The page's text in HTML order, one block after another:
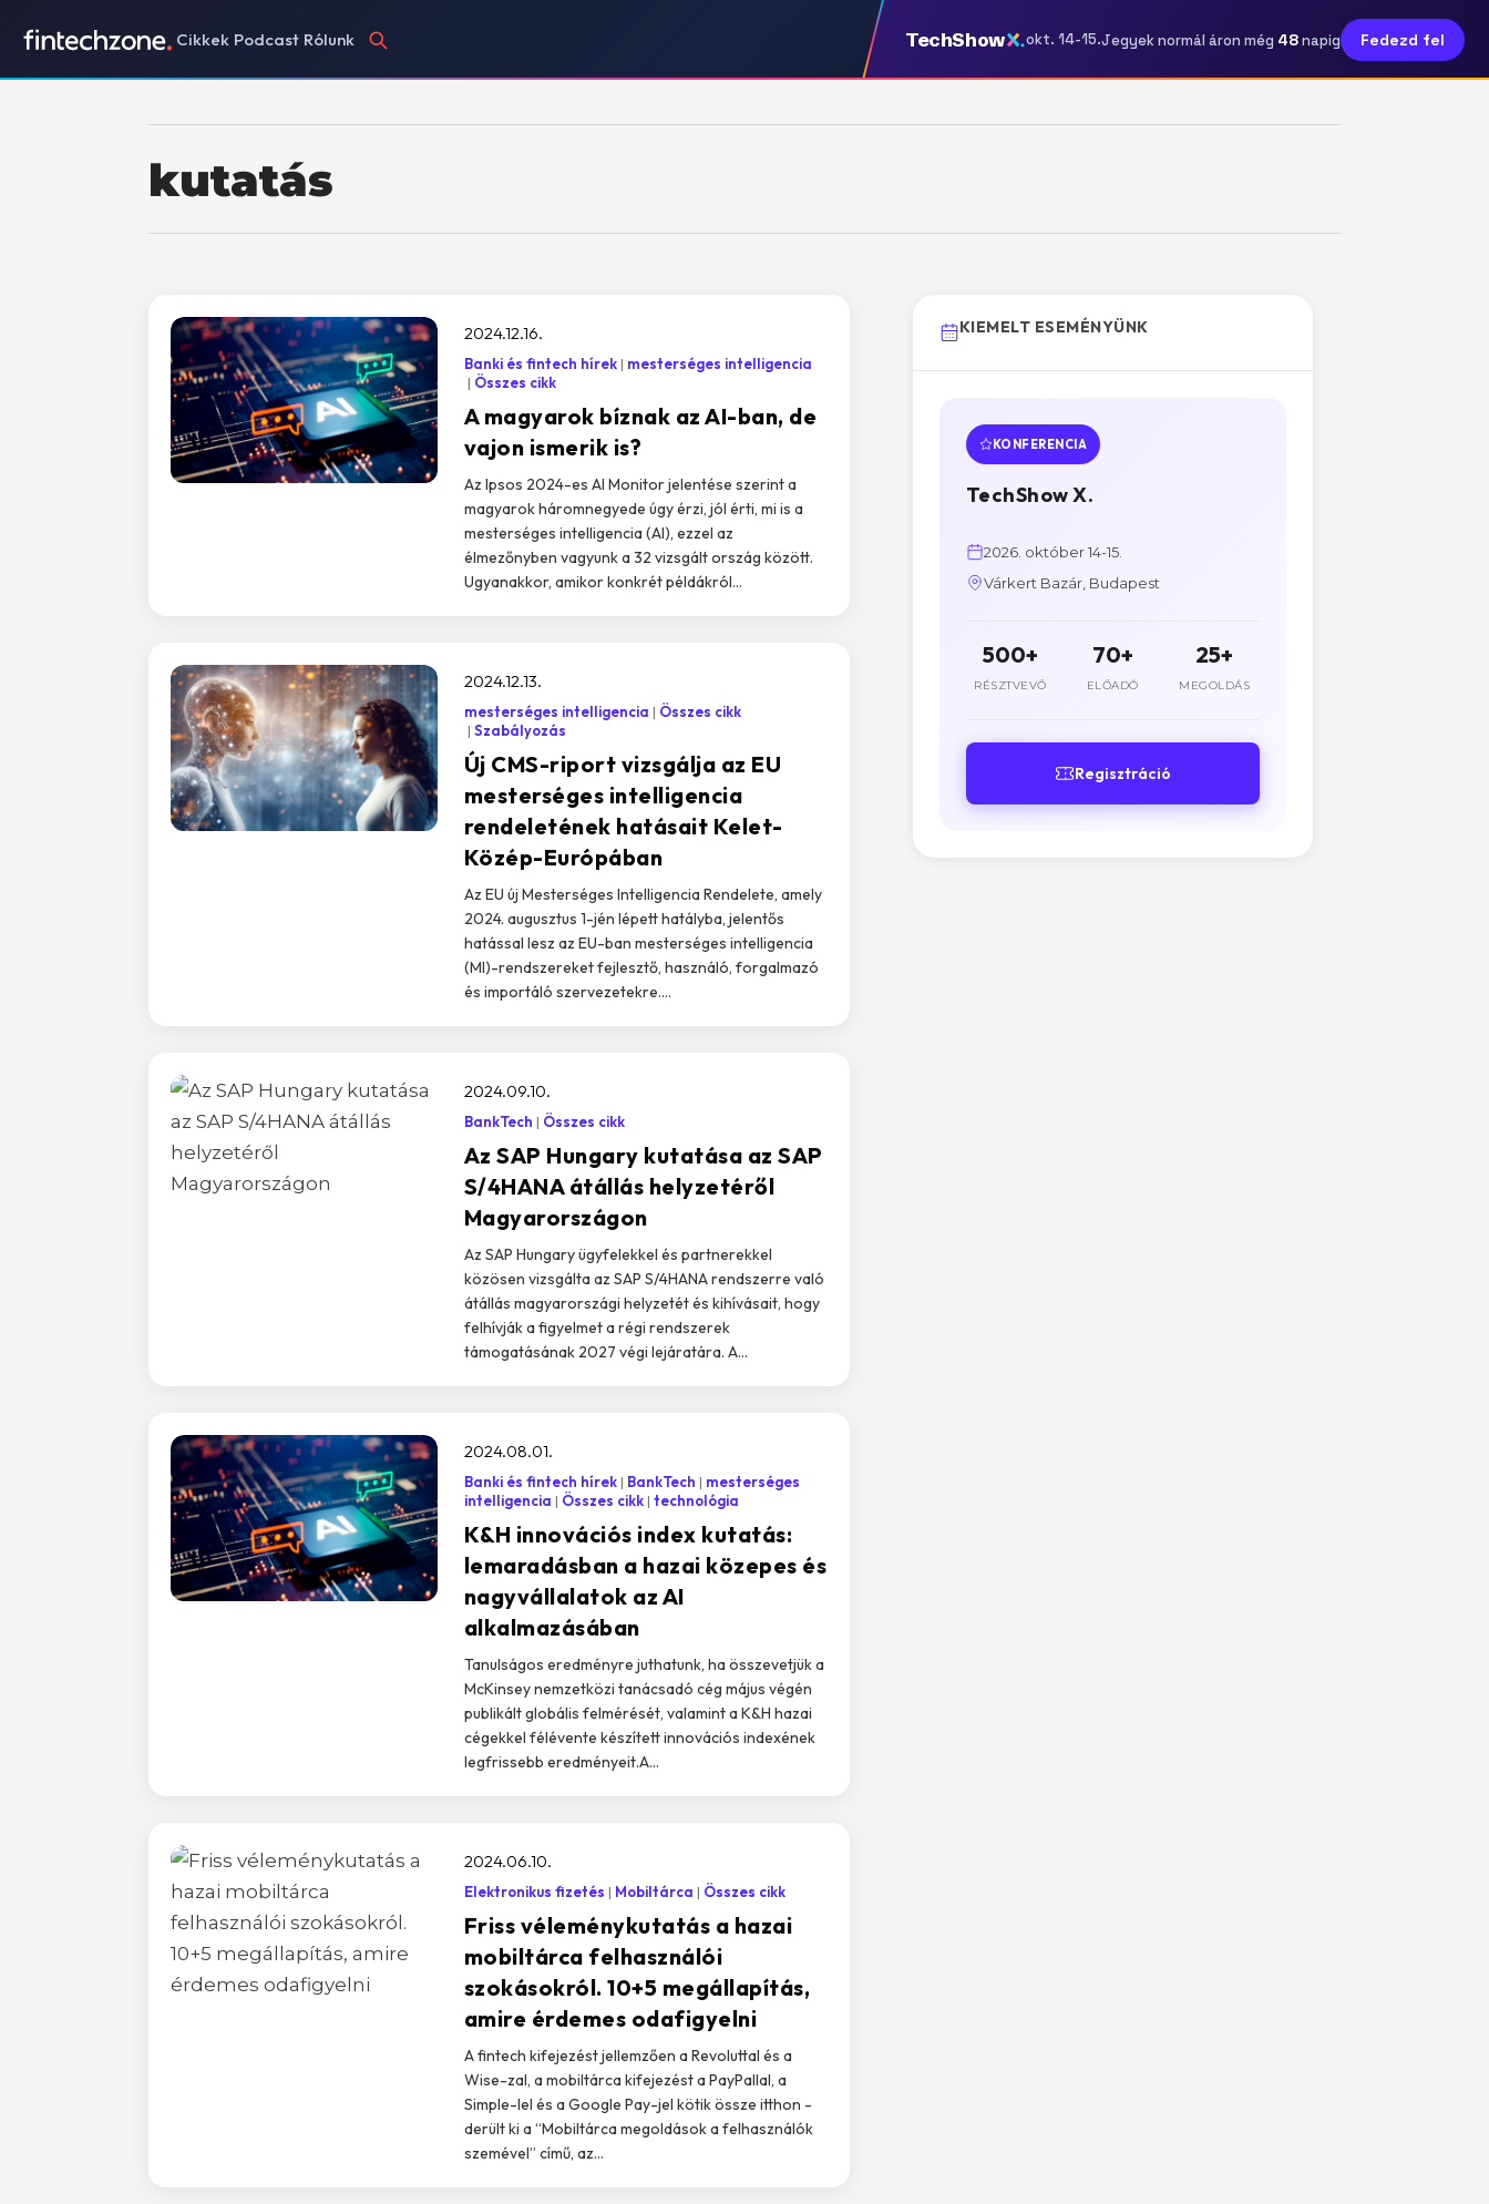
Cikkek Podcast Rólunk TechShow okt. 14-15.Jegyek normál áron még 48napig Fedezd fel
kutatás
A magyarok bíznak az AI-ban, de
vajon ismerik is?
2024.12.16.
Banki és fintech hírek
mesterséges intelligencia
Összes cikk
Az Ipsos 2024-es AI Monitor jelentése szerint a
magyarok háromnegyede úgy érzi, jól érti, mi is a
mesterséges intelligencia (AI), ezzel az
élmezőnyben vagyunk a 32 vizsgált ország között.
Ugyanakkor, amikor konkrét példákról...
Új CMS-riport vizsgálja az EU
mesterséges intelligencia
rendeletének hatásait Kelet-
Közép-Európában
2024.12.13.
mesterséges intelligencia
Összes cikk
Szabályozás
Az EU új Mesterséges Intelligencia Rendelete, amely
2024. augusztus 1-jén lépett hatályba, jelentős
hatással lesz az EU-ban mesterséges intelligencia
(MI)-rendszereket fejlesztő, használó, forgalmazó
és importáló szervezetekre....
Az SAP Hungary kutatása az SAP
S/4HANA átállás helyzetéről
Magyarországon
2024.09.10.
BankTech Összes cikk
Az SAP Hungary ügyfelekkel és partnerekkel
közösen vizsgálta az SAP S/4HANA rendszerre való
átállás magyarországi helyzetét és kihívásait, hogy
felhívják a figyelmet a régi rendszerek
támogatásának 2027 végi lejáratára. A...
K&H innovációs index kutatás:
lemaradásban a hazai közepes és
nagyvállalatok az AI
alkalmazásában
2024.08.01.
Banki és fintech hírek BankTech
mesterséges
intelligencia
Összes cikk technológia
Tanulságos eredményre juthatunk, ha összevetjük a
McKinsey nemzetközi tanácsadó cég május végén
publikált globális felmérését, valamint a K&H hazai
cégekkel félévente készített innovációs indexének
legfrissebb eredményeit.A...
Friss véleménykutatás a hazai
mobiltárca felhasználói
szokásokról. 10+5 megállapítás,
amire érdemes odafigyelni
2024.06.10.
Elektronikus fizetés Mobiltárca Összes cikk
A fintech kifejezést jellemzően a Revoluttal és a
Wise-zal, a mobiltárca kifejezést a PayPallal, a
Simple-lel és a Google Pay-jel kötik össze itthon -
derült ki a “Mobiltárca megoldások a felhasználók
szemével” című, az...
KIEMELT ESEMÉNYÜNK
KONFERENCIA
TechShow X.
2026. október 14-15.
Várkert Bazár, Budapest
500+
RÉSZTVEVŐ
70+
ELŐADÓ
25+
MEGOLDÁS
Regisztráció